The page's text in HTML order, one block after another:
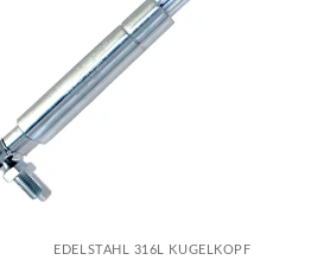
EDELSTAHL 316L KUGELKOPF